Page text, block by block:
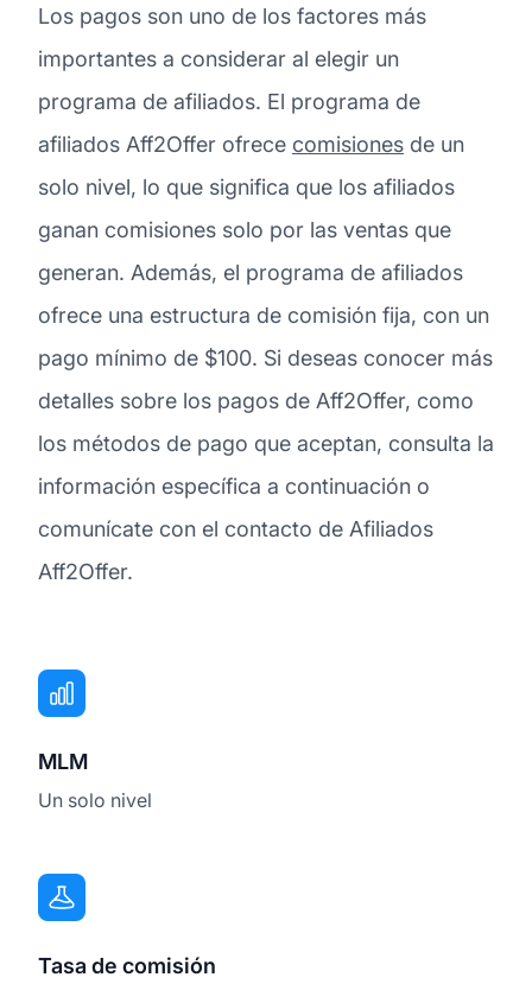
Los pagos son uno de los factores más
importantes a considerar al elegir un
programa de afiliados. El programa de
afiliados Aff2Offer ofrece comisiones de un
solo nivel, lo que significa que los afiliados
ganan comisiones solo por las ventas que
generan. Además, el programa de afiliados
ofrece una estructura de comisión fija, con un
pago mínimo de $100. Si deseas conocer más
detalles sobre los pagos de Aff2Offer, como
los métodos de pago que aceptan, consulta la
información específica a continuación o
comunícate con el contacto de Afiliados
Aff2Offer.
MLM
Un solo nivel
Tasa de comisión